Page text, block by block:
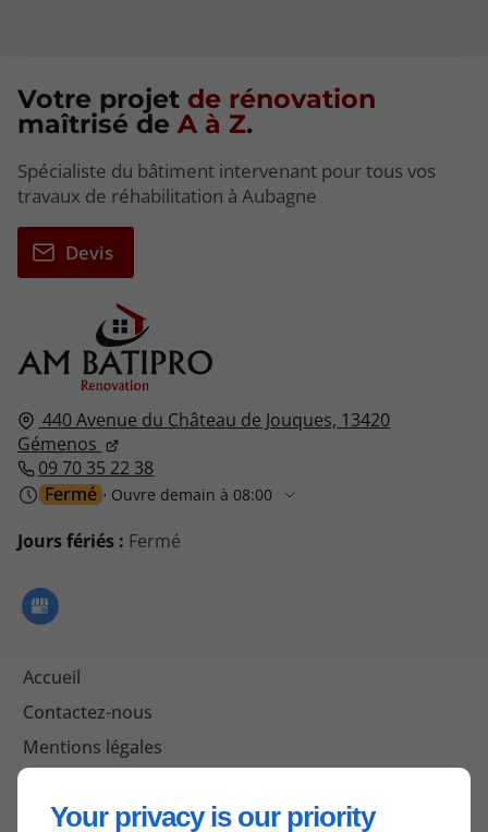
Your privacy is our priority
440 Avenue du Château de Jouques, 13420
Gémenos
09 70 35 22 38
Fermé ⋅ Ouvre demain à 08:00
Jours fériés : Fermé
Accueil
Contactez-nous
Mentions légales
Votre projet de rénovation
maîtrisé de A à Z.
Spécialiste du bâtiment intervenant pour tous vos
travaux de réhabilitation à Aubagne
Devis